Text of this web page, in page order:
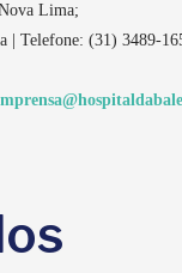
Lima;
| Telefone: (31) 3489-